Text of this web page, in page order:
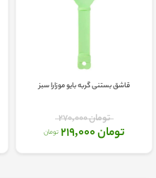
قاشق بستنی گربه بایو موزارا سبز
تومان 270,000
تومان 219,000 تومان